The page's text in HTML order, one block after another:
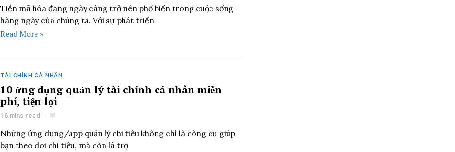
Tiền mã hóa đang ngày càng trở nên phổ biến trong cuộc sống
hàng ngày của chúng ta. Với sự phát triển
Read More »
TÀI CHÍNH CÁ NHÂN
10 ứng dụng quản lý tài chính cá nhân miễn
phí, tiện lợi
16 mins read
Những ứng dụng/app quản lý chi tiêu không chỉ là công cụ giúp
bạn theo dõi chi tiêu, mà còn là trợ